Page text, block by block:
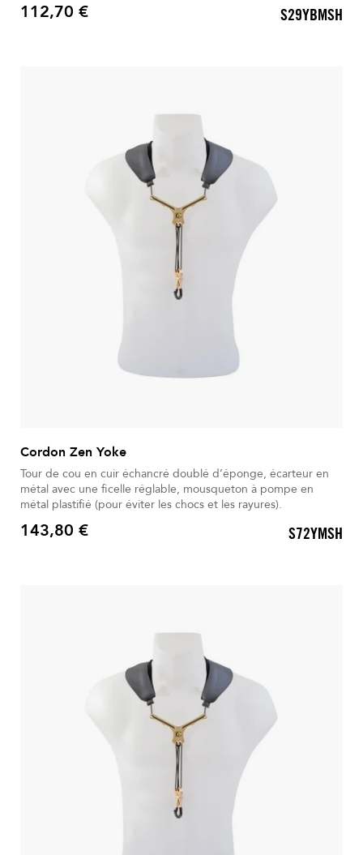
Prix
112,70 € S29YBMSH
Cordon Zen Yoke
Tour de cou en cuir échancré doublé d’éponge, écarteur en
métal avec une ficelle réglable, mousqueton à pompe en
métal plastifié (pour éviter les chocs et les rayures).
Prix
143,80 € S72YMSH